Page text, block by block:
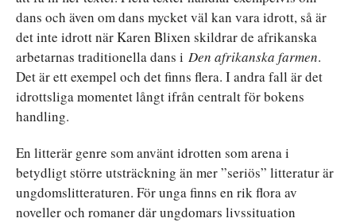
dans och även om dans mycket väl kan vara idrott, så är
det inte idrott när Karen Blixen skildrar de afrikanska
arbetarnas traditionella dans i Den afrikanska farmen.
Det är ett exempel och det finns flera. I andra fall är det
idrottsliga momentet långt ifrån centralt för bokens
handling.
En litterär genre som använt idrotten som arena i
betydligt större utsträckning än mer ”seriös” litteratur är
ungdomslitteraturen. För unga finns en rik flora av
noveller och romaner där ungdomars livssituation